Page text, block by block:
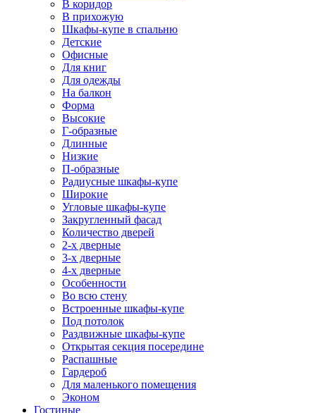
В коридор
В прихожую
Шкафы-купе в спальню
Детские
Офисные
Для книг
Для одежды
На балкон
Форма
Высокие
Г-образные
Длинные
Низкие
П-образные
Радиусные шкафы-купе
Широкие
Угловые шкафы-купе
Закругленный фасад
Количество дверей
2-х дверные
3-х дверные
4-х дверные
Особенности
Во всю стену
Встроенные шкафы-купе
Под потолок
Раздвижные шкафы-купе
Открытая секция посередине
Распашные
Гардероб
Для маленького помещения
Эконом
Гостиные